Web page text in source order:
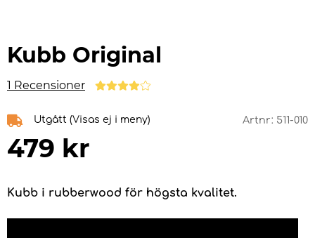
Kubb Original
1 Recensioner
Utgått (Visas ej i meny) Artnr: 511-010
479 kr
Kubb i rubberwood för högsta kvalitet.